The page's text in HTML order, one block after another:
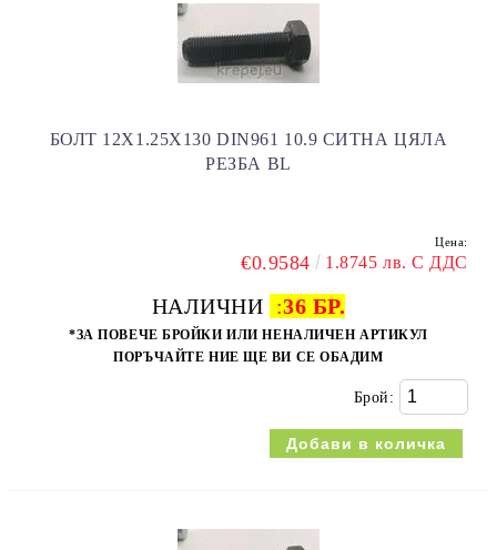
БОЛТ 12Х1.25Х130 DIN961 10.9 СИТНА ЦЯЛА
РЕЗБА BL
Цена:
€0.9584 1.8745 лв. С ДДС
НАЛИЧНИ :36 БР.
*ЗА ПОВЕЧЕ БРОЙКИ ИЛИ НЕНАЛИЧЕН АРТИКУЛ
ПОРЪЧАЙТЕ НИЕ ЩЕ ВИ СЕ ОБАДИМ
Брой: